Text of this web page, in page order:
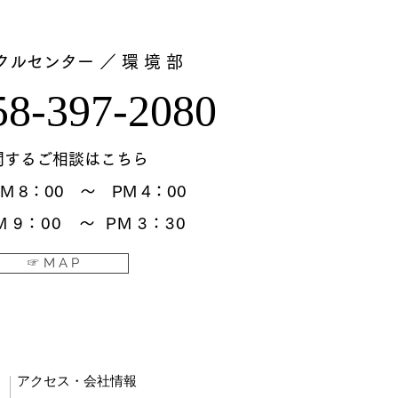
☞ M A P
ルセンター ／ 環 境 部
397-2080
るご相談はこちら
8：00 ～ PM 4：00
9：00 ～ PM 3：30
アクセス・会社情報